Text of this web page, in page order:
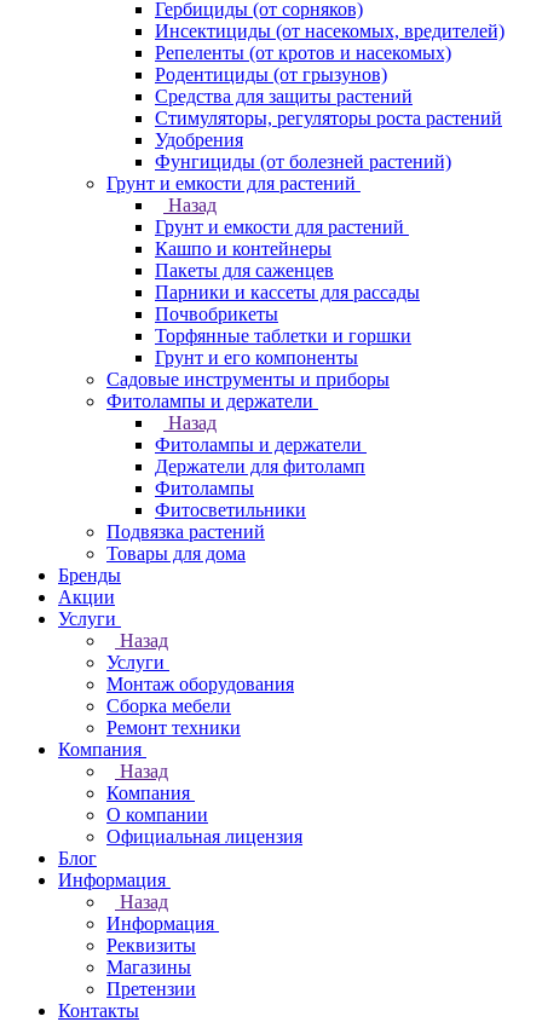
Гербициды (от сорняков)
Инсектициды (от насекомых, вредителей)
Репеленты (от кротов и насекомых)
Родентициды (от грызунов)
Средства для защиты растений
Стимуляторы, регуляторы роста растений
Удобрения
Фунгициды (от болезней растений)
Грунт и емкости для растений
Назад
Грунт и емкости для растений
Кашпо и контейнеры
Пакеты для саженцев
Парники и кассеты для рассады
Почвобрикеты
Торфянные таблетки и горшки
Грунт и его компоненты
Садовые инструменты и приборы
Фитолампы и держатели
Назад
Фитолампы и держатели
Держатели для фитоламп
Фитолампы
Фитосветильники
Подвязка растений
Товары для дома
Бренды
Акции
Услуги
Назад
Услуги
Монтаж оборудования
Сборка мебели
Ремонт техники
Компания
Назад
Компания
О компании
Официальная лицензия
Блог
Информация
Назад
Информация
Реквизиты
Магазины
Претензии
Контакты